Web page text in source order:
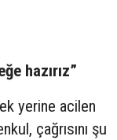
hazırız”
yerine acilen
çağrısını şu